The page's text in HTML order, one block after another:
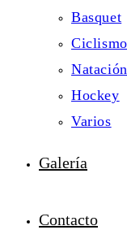
Basquet
Ciclismo
Natación
Hockey
Varios
Galería
Contacto